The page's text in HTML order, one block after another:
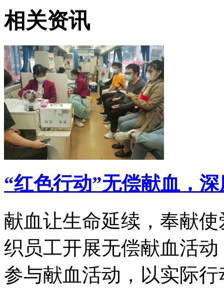
相关资讯
“红色行动”无偿献血，
献血让生命延续，奉献
织员工开展无偿献血活
参与献血活动，以实际